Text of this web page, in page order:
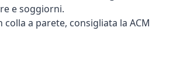
e soggiorni.
colla a parete, consigliata la ACM